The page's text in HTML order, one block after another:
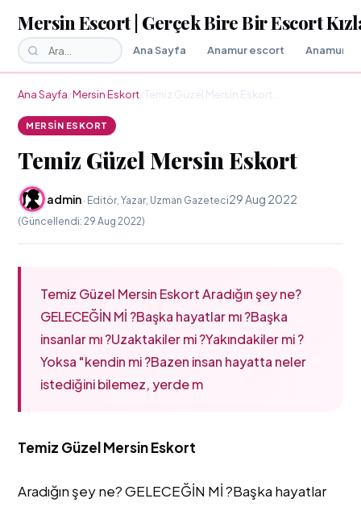
Mersin Escort | Gerçek Bire Bir Escort
Ana Sayfa Anamur escort Anamur
Ana Sayfa/Mersin Eskort/Temiz Güzel Mersin Eskort…
MERSIN ESKORT
Temiz Güzel Mersin Eskort
admin · Editör, Yazar, Uzman Gazeteci29 Aug 2022
(Güncellendi: 29 Aug 2022)
Temiz Güzel Mersin Eskort Aradığın şey ne?
GELECEĞİN Mİ ?Başka hayatlar mı ?Başka
insanlar mı ?Uzaktakiler mi ?Yakındakiler mi ?
Yoksa "kendin mi ?Bazen insan hayatta neler
istediğini bilemez, yerde m
Temiz Güzel Mersin Eskort
Aradığın şey ne? GELECEĞİN Mİ ?Başka hayatlar